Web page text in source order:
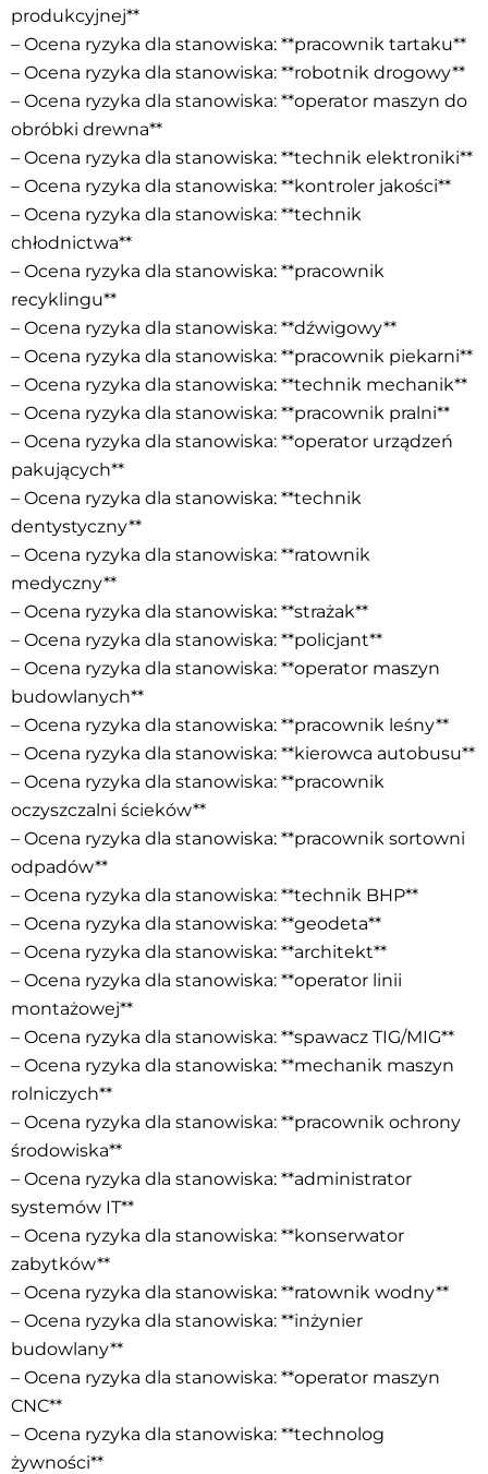
produkcyjnej**
– Ocena ryzyka dla stanowiska: **pracownik tartaku**
– Ocena ryzyka dla stanowiska: **robotnik drogowy**
– Ocena ryzyka dla stanowiska: **operator maszyn do
obróbki drewna**
– Ocena ryzyka dla stanowiska: **technik elektroniki**
– Ocena ryzyka dla stanowiska: **kontroler jakości**
– Ocena ryzyka dla stanowiska: **technik
chłodnictwa**
– Ocena ryzyka dla stanowiska: **pracownik
recyklingu**
– Ocena ryzyka dla stanowiska: **dźwigowy**
– Ocena ryzyka dla stanowiska: **pracownik piekarni**
– Ocena ryzyka dla stanowiska: **technik mechanik**
– Ocena ryzyka dla stanowiska: **pracownik pralni**
– Ocena ryzyka dla stanowiska: **operator urządzeń
pakujących**
– Ocena ryzyka dla stanowiska: **technik
dentystyczny**
– Ocena ryzyka dla stanowiska: **ratownik
medyczny**
– Ocena ryzyka dla stanowiska: **strażak**
– Ocena ryzyka dla stanowiska: **policjant**
– Ocena ryzyka dla stanowiska: **operator maszyn
budowlanych**
– Ocena ryzyka dla stanowiska: **pracownik leśny**
– Ocena ryzyka dla stanowiska: **kierowca autobusu**
– Ocena ryzyka dla stanowiska: **pracownik
oczyszczalni ścieków**
– Ocena ryzyka dla stanowiska: **pracownik sortowni
odpadów**
– Ocena ryzyka dla stanowiska: **technik BHP**
– Ocena ryzyka dla stanowiska: **geodeta**
– Ocena ryzyka dla stanowiska: **architekt**
– Ocena ryzyka dla stanowiska: **operator linii
montażowej**
– Ocena ryzyka dla stanowiska: **spawacz TIG/MIG**
– Ocena ryzyka dla stanowiska: **mechanik maszyn
rolniczych**
– Ocena ryzyka dla stanowiska: **pracownik ochrony
środowiska**
– Ocena ryzyka dla stanowiska: **administrator
systemów IT**
– Ocena ryzyka dla stanowiska: **konserwator
zabytków**
– Ocena ryzyka dla stanowiska: **ratownik wodny**
– Ocena ryzyka dla stanowiska: **inżynier
budowlany**
– Ocena ryzyka dla stanowiska: **operator maszyn
CNC**
– Ocena ryzyka dla stanowiska: **technolog
żywności**